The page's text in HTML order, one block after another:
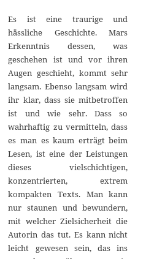
Es ist eine traurige und
hässliche Geschichte. Mars
Erkenntnis dessen, was
geschehen ist und vor ihren
Augen geschieht, kommt sehr
langsam. Ebenso langsam wird
ihr klar, dass sie mitbetroffen
ist und wie sehr. Dass so
wahrhaftig zu vermitteln, dass
es man es kaum erträgt beim
Lesen, ist eine der Leistungen
dieses vielschichtigen,
konzentrierten, extrem
kompakten Texts. Man kann
nur staunen und bewundern,
mit welcher Zielsicherheit die
Autorin das tut. Es kann nicht
leicht gewesen sein, das ins